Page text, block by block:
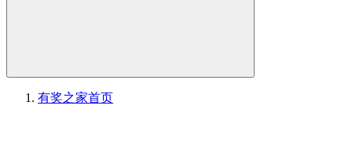
有奖之家首页